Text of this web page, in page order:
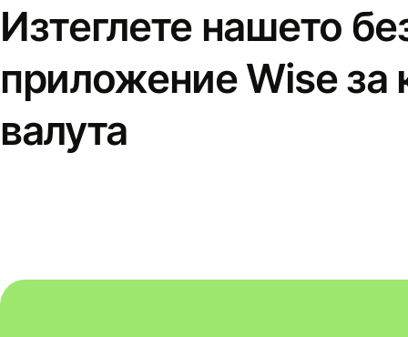
Изтеглете нашето
приложение Wise за
валута